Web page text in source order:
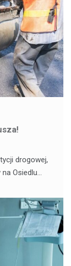
drogowej,
Osiedlu…